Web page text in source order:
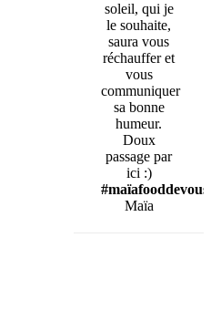
soleil, qui je
le souhaite,
saura vous
réchauffer et
vous
communiquer
sa bonne
humeur.
Doux
passage par
ici :)
#maïafooddevous
Maïa